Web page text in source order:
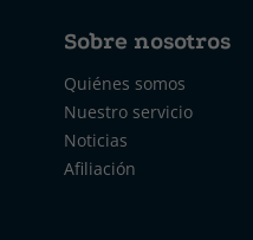
Sobre nosotros
Quiénes somos
Nuestro servicio
Noticias
Afiliación